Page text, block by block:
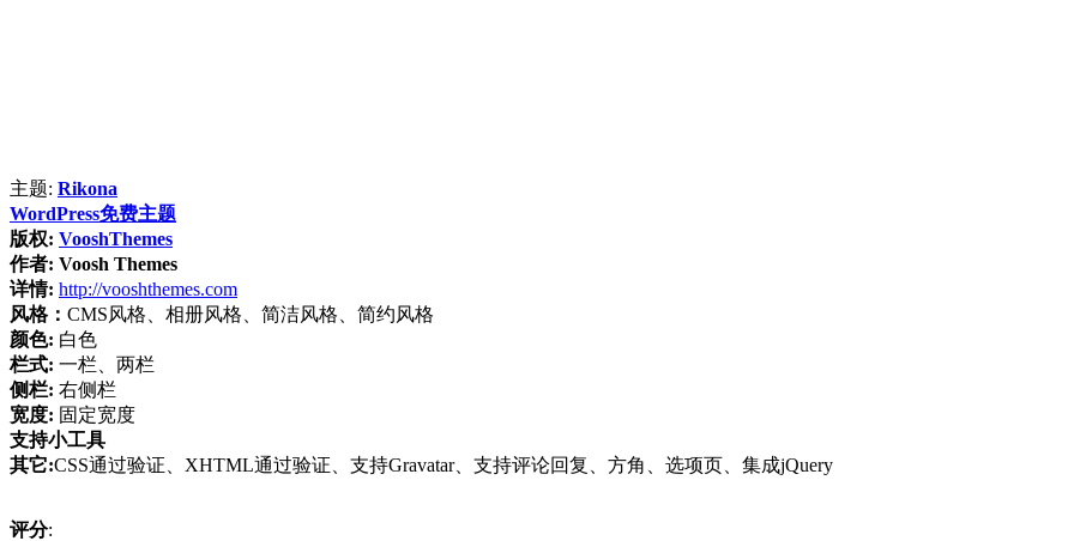
主题: Rikona
WordPress免费主题
版权: VooshThemes
作者: Voosh Themes
详情: http://vooshthemes.com
风格： CMS风格、相册风格、简洁风格、简约风格
颜色: 白色
栏式: 一栏、两栏
侧栏: 右侧栏
宽度: 固定宽度
支持小工具
其它:CSS通过验证、XHTML通过验证、支持Gravatar、支持评论回复、方角、选项页、集成jQuery
评分: